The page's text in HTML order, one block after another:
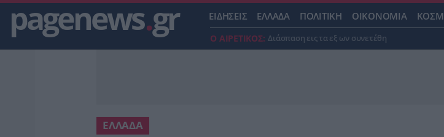
pagenews.gr ΕΙΔΗΣΕΙΣ ΕΛΛΑΔΑ ΠΟΛΙΤΙΚΗ ΟΙΚΟΝΟΜΙΑ
Ο ΑΙΡΕΤΙΚΟΣ: Διάσπαση εις τα εξ ων συνετέθη
ΕΛΛΑΔΑ